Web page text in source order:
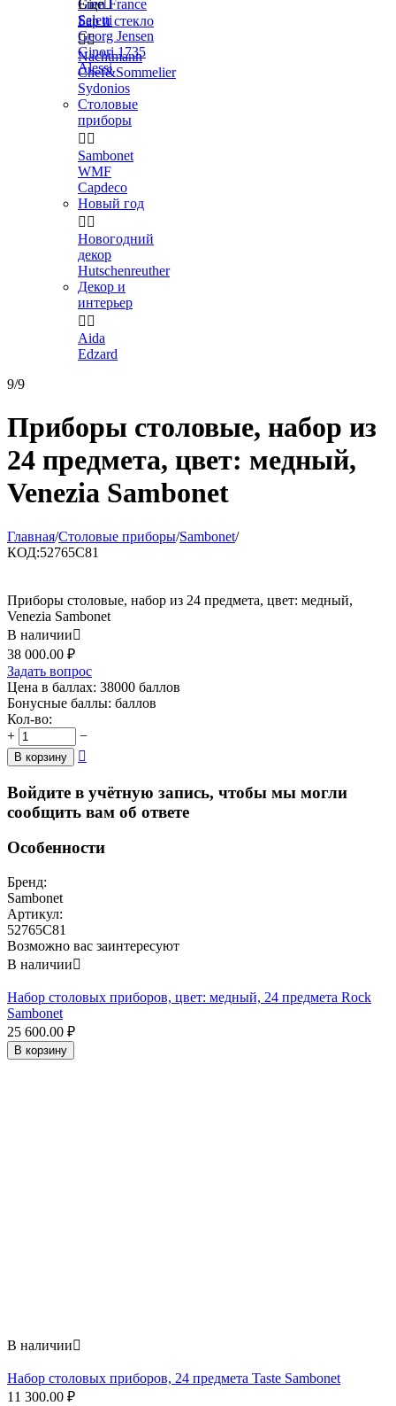
Gien France
Seletti
Georg Jensen
Ginori 1735
Alessi
Еще
Бар и стекло

Nachtmann
Chef&Sommelier
Sydonios
Столовые
приборы
 
Sambonet
WMF
Capdeco
Новый год
 
Новогодний
декор
Hutschenreuther
Декор и
интерьер
 
Aida
Edzard
9/9
Приборы столовые, набор из
24 предмета, цвет: медный,
Venezia Sambonet
Главная/Столовые приборы/Sambonet/
КОД:52765C81
Приборы столовые, набор из 24 предмета, цвет: медный,
Venezia Sambonet
В наличии
38 000.00 ₽
Задать вопрос
Цена в баллах: 38000 баллов
Бонусные баллы: баллов
Кол-во:
+
−
В корзину 
Войдите в учётную запись, чтобы мы могли
сообщить вам об ответе
Особенности
Бренд:
Sambonet
Артикул:
52765C81
Возможно вас заинтересуют
В наличии
Набор столовых приборов, цвет: медный, 24 предмета Rock
Sambonet
25 600.00 ₽
В корзину
В наличии
Набор столовых приборов, 24 предмета Taste Sambonet
11 300.00 ₽